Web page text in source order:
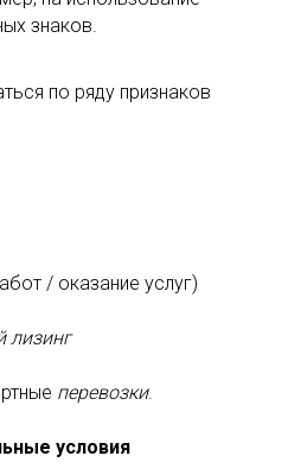
знаков.
по ряду признаков
/ оказание услуг)
лизинг
перевозки.
условия